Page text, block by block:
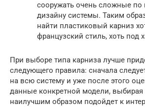
сооружать очень сложные по
дизайну системы. Таким
найти пластиковый карниз
французский стиль, хоть под
При выборе типа карниза лучше
следующего правила: сначала
на всю систему и уже после этого
данные конкретной модели, выбирая
наилучшим образом подойдет к